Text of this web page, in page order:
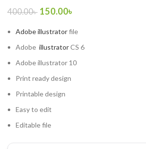
400.00৳ 150.00৳
Adobe illustratorfile
Adobe illustratorCS 6
Adobe illustrator 10
Print ready design
Printable design
Easy to edit
Editable file